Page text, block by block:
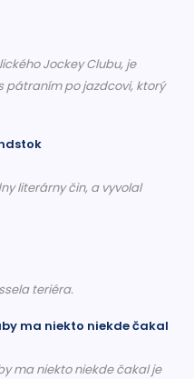
Jockey Clubu, je
pátraním po jazdcovi, ktorý
literárny čin, a vyvolal
teriéra.
ma niekto niekde čakal
ma niekto niekde čakal je